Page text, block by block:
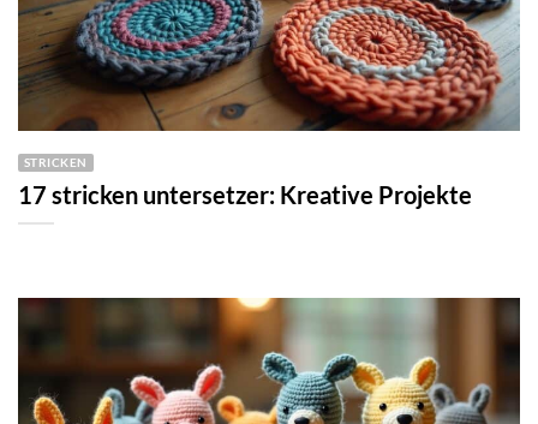
STRICKEN
17 stricken untersetzer: Kreative Projekte